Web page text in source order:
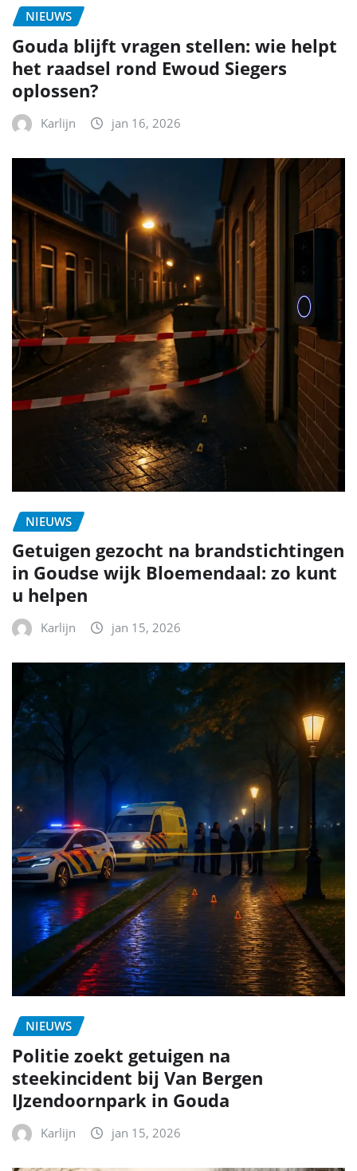
NIEUWS
Gouda blijft vragen stellen: wie helpt
het raadsel rond Ewoud Siegers
oplossen?
Karlijn jan 16, 2026
NIEUWS
Getuigen gezocht na brandstichtingen
in Goudse wijk Bloemendaal: zo kunt
u helpen
Karlijn jan 15, 2026
NIEUWS
Politie zoekt getuigen na
steekincident bij Van Bergen
IJzendoornpark in Gouda
Karlijn jan 15, 2026